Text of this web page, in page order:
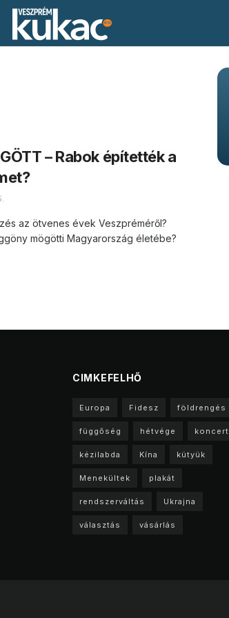
– Rabok építették a
az ötvenes évek Veszpréméről?
mögötti Magyarország életébe?
CIMKEFELHŐ
Europa Fidesz földrengés
függőség hétvége koncert
kézilabda Kína kütyük
Menekültek plakát
rendszerváltás Ukrajna
választás vásárlás